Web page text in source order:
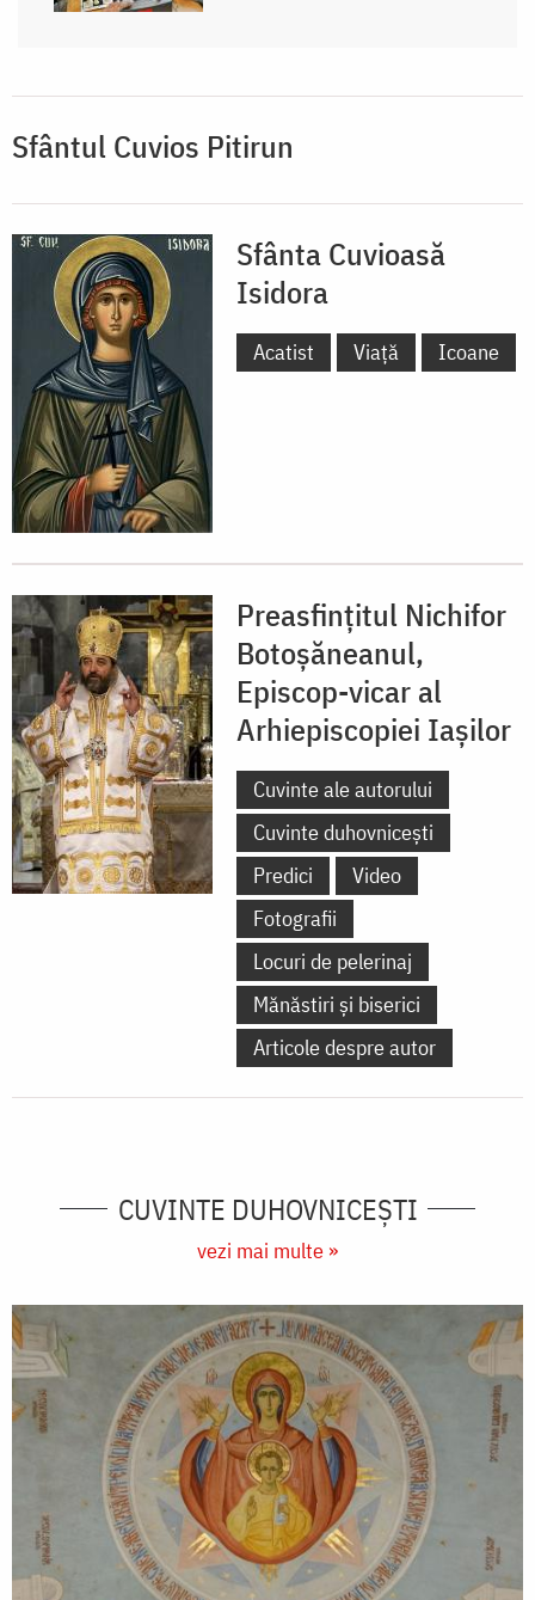
Sfântul Cuvios Pitirun
Sfânta Cuvioasă
Isidora
Acatist Viață Icoane
Preasfințitul Nichifor
Botoșăneanul,
Episcop-vicar al
Arhiepiscopiei Iașilor
Cuvinte ale autorului
Cuvinte duhovnicești
Predici
Video
Fotografii
Locuri de pelerinaj
Mănăstiri și biserici
Articole despre autor
CUVINTE DUHOVNICEȘTI
vezi mai multe »